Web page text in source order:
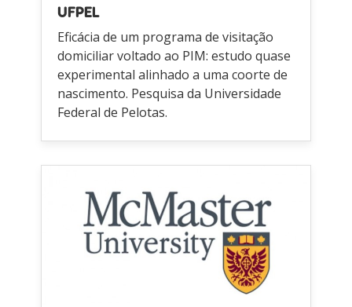
UFPEL
Eficácia de um programa de visitação
domiciliar voltado ao PIM: estudo quase
experimental alinhado a uma coorte de
nascimento. Pesquisa da Universidade
Federal de Pelotas.